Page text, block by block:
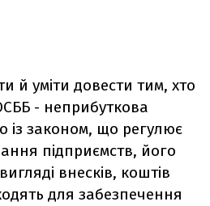
й уміти довести тим, хто
- неприбуткова
із законом, що регулює
підприємств, його
внесків, коштів
для забезпечення